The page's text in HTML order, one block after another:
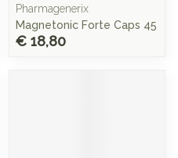
Pharmagenerix
Magnetonic Forte Caps 45
€ 18,80